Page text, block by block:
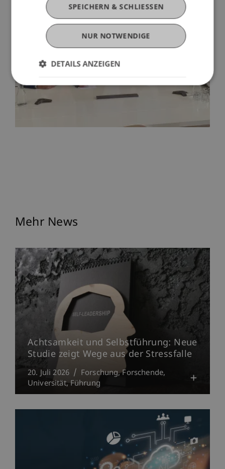
Mehr News
Achtsamkeit und Selbstführung: Neue
Studie zeigt Wege aus der Stressfalle
20. Juli 2026 Forschung Forschende
Universität Führung
SPEICHERN & SCHLIESSEN
NUR NOTWENDIGE
DETAILS ANZEIGEN